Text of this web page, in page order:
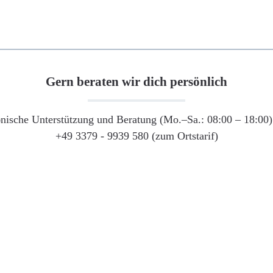
Gern beraten wir dich persönlich
Unterstützung und Beratung (Mo.–Sa.: 08:00 –
+49 3379 - 9939 580 (zum Ortstarif)